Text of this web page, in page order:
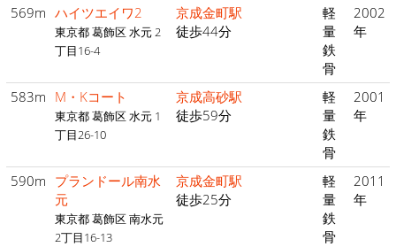
569m ハイツエイワ2
東京都 葛飾区 水元 2
丁目16-4
京成金町駅
徒歩44分
軽
量
鉄
骨
2002
年
583m M・Kコート
東京都 葛飾区 水元 1
丁目26-10
京成高砂駅
徒歩59分
軽
量
鉄
骨
2001
年
590m プランドール南水
元
東京都 葛飾区 南水元
2丁目16-13
京成金町駅
徒歩25分
軽
量
鉄
骨
2011
年